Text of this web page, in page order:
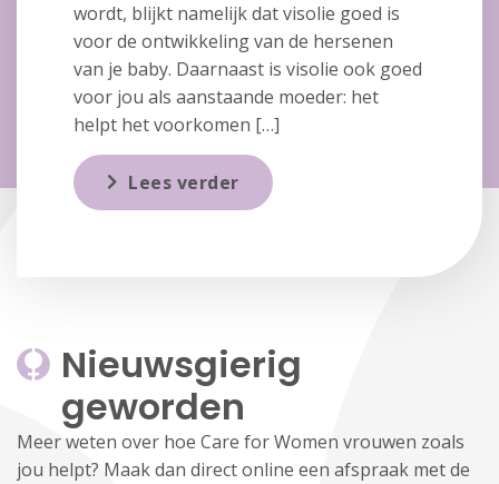
wordt, blijkt namelijk dat visolie goed is
voor de ontwikkeling van de hersenen
van je baby. Daarnaast is visolie ook goed
voor jou als aanstaande moeder: het
helpt het voorkomen […]
Lees verder
Nieuwsgierig
geworden
Meer weten over hoe Care for Women vrouwen zoals
jou helpt? Maak dan direct online een afspraak met de